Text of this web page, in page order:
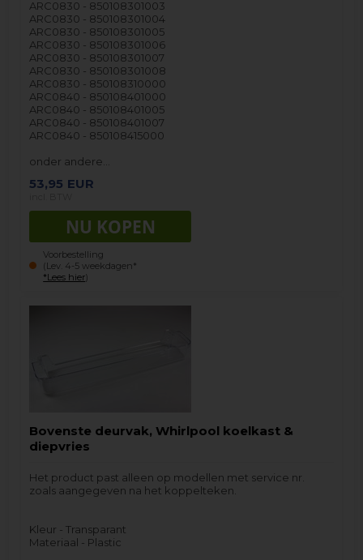
ARC0830 - 850108301003
ARC0830 - 850108301004
ARC0830 - 850108301005
ARC0830 - 850108301006
ARC0830 - 850108301007
ARC0830 - 850108301008
ARC0830 - 850108310000
ARC0840 - 850108401000
ARC0840 - 850108401005
ARC0840 - 850108401007
ARC0840 - 850108415000
onder andere…
53,95 EUR
Voorbestelling
(Lev. 4-5 weekdagen*
*Lees hier)
Bovenste deurvak, Whirlpool koelkast &
diepvries
Het product past alleen op modellen met service nr.
zoals aangegeven na het koppelteken.
Kleur - Transparant
Materiaal - Plastic